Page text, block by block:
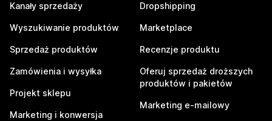
Kanały sprzedaży
Wyszukiwanie produktów
Sprzedaż produktów
Zamówienia i wysyłka
Projekt sklepu
Marketing i konwersja
Dropshipping
Marketplace
Recenzje produktu
Oferuj sprzedaż droższych
produktów i pakietów
Marketing e-mailowy